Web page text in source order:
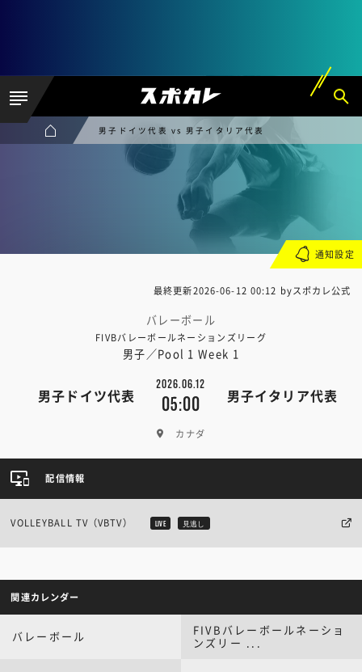
男子ドイツ代表 vs 男子イタリア代表
最終更新2026-06-12 00:12 byスポカレ公式
バレーボール
FIVBバレーボールネーションズリーグ
男子／Pool 1 Week 1
男子ドイツ代表
2026.06.12
05:00 男子イタリア代表
カナダ
通知設定
配信情報
VOLLEYBALL TV（VBTV） LIVE 見逃し
関連カレンダー
バレーボール
FIVBバレーボールネーショ
ンズリー ...